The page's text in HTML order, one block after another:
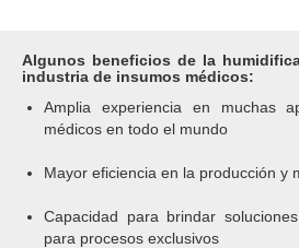
Algunos beneficios de la
industria de insumos médicos:
Amplia experiencia en muchas
médicos en todo el mundo
Mayor eficiencia en la producción y
Capacidad para brindar
para procesos exclusivos